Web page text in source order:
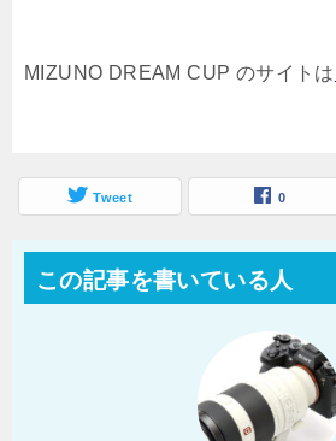
MIZUNO DREAM CUP のサイトは
Tweet 0
この記事を書いている人